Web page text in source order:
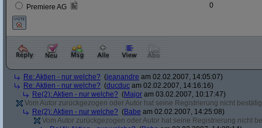
Premiere AG 0
Re: Aktien - nur welche? (jeanandre am 02.02.2007, 14:05:07)
Re: Aktien - nur welche? (ducduc am 02.02.2007, 14:16:16)
Re(2): Aktien - nur welche? (Major am 03.02.2007, 10:17:47)
Vom Autor zurückgezogen oder Autor hat seine Registrierung nicht
Re(2): Aktien - nur welche? (Babe am 02.02.2007, 14:25:08)
Vom Autor zurückgezogen oder Autor hat seine Registrierung nicht